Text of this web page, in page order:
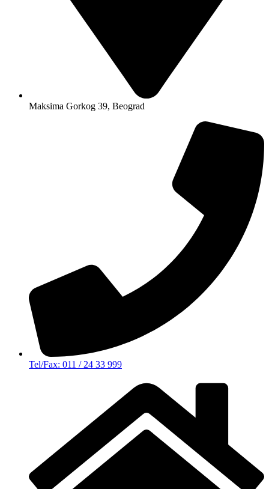
Maksima Gorkog 39, Beograd
Tel/Fax: 011 / 24 33 999